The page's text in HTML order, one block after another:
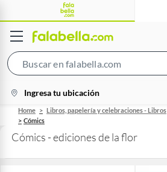
Bar
location-
icon
Ingresa tu ubicación
Home Libros, papelería y celebraciones - Libros
Cómics
Cómics - ediciones de la flor